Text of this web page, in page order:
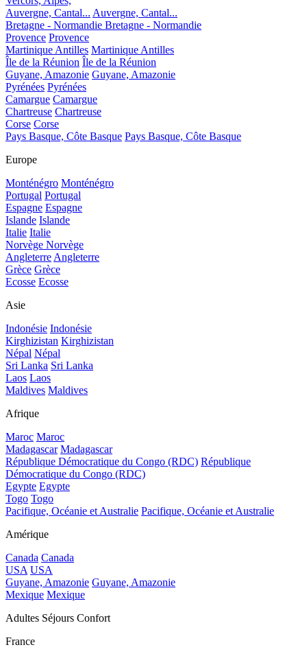
Auvergne, Cantal... Auvergne, Cantal...
Bretagne - Normandie Bretagne - Normandie
Provence Provence
Martinique Antilles Martinique Antilles
Île de la Réunion Île de la Réunion
Guyane, Amazonie Guyane, Amazonie
Pyrénées Pyrénées
Camargue Camargue
Chartreuse Chartreuse
Corse Corse
Pays Basque, Côte Basque Pays Basque, Côte Basque
Europe
Monténégro Monténégro
Portugal Portugal
Espagne Espagne
Islande Islande
Italie Italie
Norvège Norvège
Angleterre Angleterre
Grèce Grèce
Ecosse Ecosse
Asie
Indonésie Indonésie
Kirghizistan Kirghizistan
Népal Népal
Sri Lanka Sri Lanka
Laos Laos
Maldives Maldives
Afrique
Maroc Maroc
Madagascar Madagascar
République Démocratique du Congo (RDC) République
Démocratique du Congo (RDC)
Egypte Egypte
Togo Togo
Pacifique, Océanie et Australie Pacifique, Océanie et Australie
Amérique
Canada Canada
USA USA
Guyane, Amazonie Guyane, Amazonie
Mexique Mexique
Adultes Séjours Confort
France